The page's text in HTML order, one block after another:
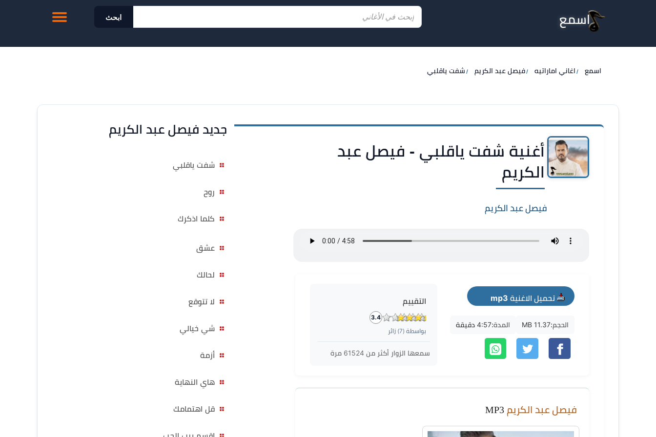
اسمع ابحث
اسمع اغاني اماراتيه فيصل عبد الكريم شفت ياقلبي
أغنية شفت ياقلبي - فيصل عبد
الكريم
فيصل عبد الكريم
تحميل الاغنية mp3
الحجم:11.37 MB المدة:4:57 دقيقة
التقييم
3.4
بواسطة (7) زائر
سمعها الزوار أكثر من61524 مرة
فيصل عبد الكريم
جديد فيصل عبد الكريم
شفت ياقلبي
روح
كلما اذكرك
عشق
لحالك
لا تتوقع
شي خيالي
أزمة
هاي النهاية
قل اهتمامك